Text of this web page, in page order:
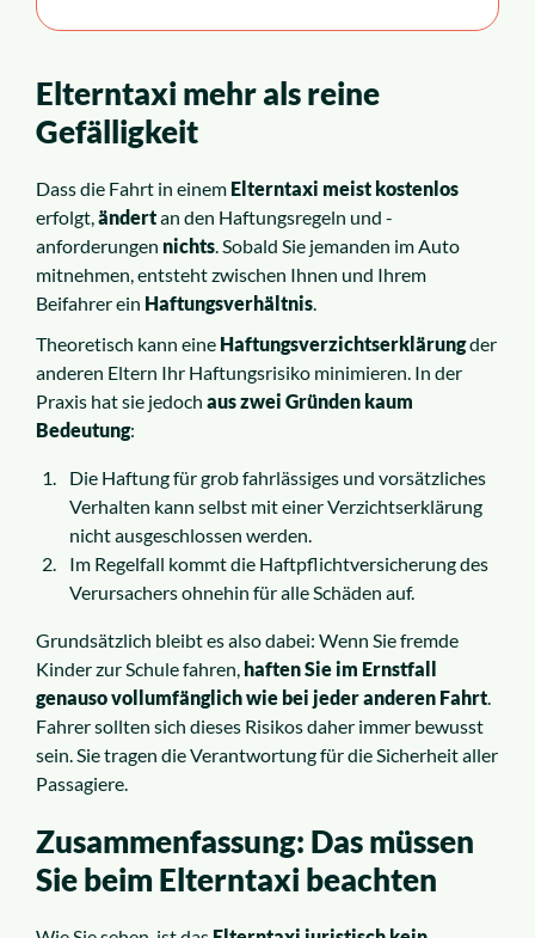
Elterntaxi mehr als reine
Gefälligkeit
Dass die Fahrt in einem Elterntaxi meist kostenlos
erfolgt,ändertan den Haftungsregeln und -
anforderungen nichts. Sobald Sie jemanden im Auto
mitnehmen, entsteht zwischen Ihnen und Ihrem
Beifahrer ein Haftungsverhältnis.
Theoretisch kann eine Haftungsverzichtserklärungder
anderen Eltern Ihr Haftungsrisiko minimieren. In der
Praxis hat sie jedoch aus zwei Gründen kaum
Bedeutung:
Die Haftung für grob fahrlässiges und vorsätzliches
Verhalten kann selbst mit einer Verzichtserklärung
nicht ausgeschlossen werden.
Im Regelfall kommt die Haftpflichtversicherung des
Verursachers ohnehin für alle Schäden auf.
Grundsätzlich bleibt es also dabei: Wenn Sie fremde
Kinder zur Schule fahren, haften Sie im Ernstfall
genauso vollumfänglich wie bei jeder anderen Fahrt.
Fahrer sollten sich dieses Risikos daher immer bewusst
sein. Sie tragen die Verantwortung für die Sicherheit aller
Passagiere.
Zusammenfassung: Das müssen
Sie beim Elterntaxi beachten